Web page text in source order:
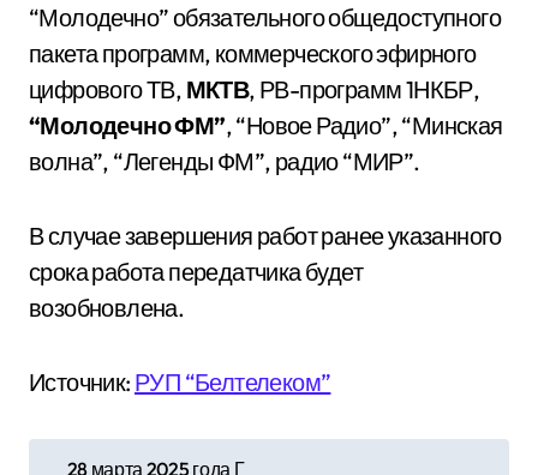
“Молодечно” обязательного общедоступного
пакета программ, коммерческого эфирного
цифрового ТВ, МКТВ, РВ-программ 1НКБР,
“Молодечно ФМ”, “Новое Радио”, “Минская
волна”, “Легенды ФМ”, радио “МИР”.
В случае завершения работ ранее указанного
срока работа передатчика будет
возобновлена.
Источник: РУП “Белтелеком”
28 марта 2025 года Г